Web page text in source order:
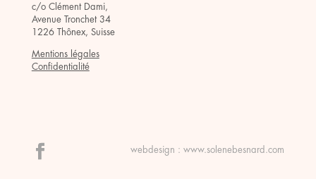
c/o Clément Dami,
Avenue Tronchet 34
1226 Thônex, Suisse
Mentions légales
Confidentialité
webdesign :www.solenebesnard.com